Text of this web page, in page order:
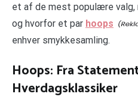
et af de mest populære valg,
og hvorfor et par hoops
enhver smykkesamling.
Hoops: Fra
Hverdagsklassiker